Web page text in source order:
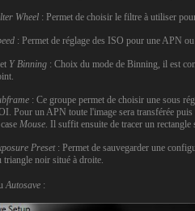
Wheel : Permet de choisir le filtre à utiliser
: Permet de réglage des ISO pour une APN
et Y Binning : Choix du mode de Binning, il est
: Ce groupe permet de choisir une sous
Pour un APN toute l'image sera transférée
Mouse. Il suffit ensuite de tracer un rectangle
Preset : Permet de sauvegarder une
triangle noir situé à droite.
Autosave :